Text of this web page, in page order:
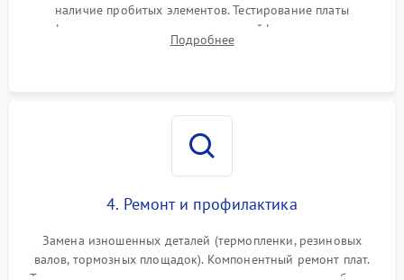
наличие пробитых элементов. Тестирование платы
форматирования, целостности шлейфов, контактов
картриджа и оптопар (датчиков прохождения и наличия
Подробнее
4. Ремонт и профилактика
Замена изношенных деталей (термопленки, резиновых
валов, тормозных площадок). Компонентный ремонт плат.